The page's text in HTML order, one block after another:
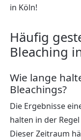
in Köln!
Häufig
Bleaching
Wie lange
Bleachings?
Die Ergebnisse
halten in der
Dieser Zeitraum